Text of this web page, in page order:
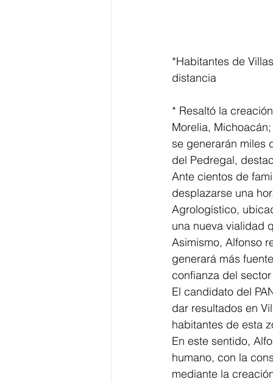
*Habitantes de
distancia
* Resaltó la
Morelia,
se generarán miles
del Pedregal,
Ante cientos de
desplazarse una
Agrologístico,
una nueva vialidad
Asimismo, Alfonso
generará más
confianza del
El candidato del
dar resultados en
habitantes de esta
En este sentido,
humano, con la
mediante la